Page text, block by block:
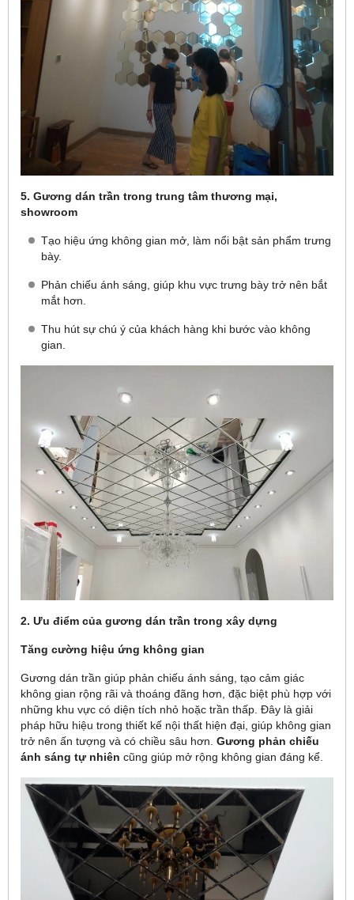
5. Gương dán trần trong trung tâm thương mại,
showroom
Tạo hiệu ứng không gian mở, làm nổi bật sản phẩm trưng
bày.
Phản chiếu ánh sáng, giúp khu vực trưng bày trở nên bắt
mắt hơn.
Thu hút sự chú ý của khách hàng khi bước vào không
gian.
2. Ưu điểm của gương dán trần trong xây dựng
Tăng cường hiệu ứng không gian
Gương dán trần giúp phản chiếu ánh sáng, tạo cảm giác
không gian rộng rãi và thoáng đãng hơn, đặc biệt phù hợp với
những khu vực có diện tích nhỏ hoặc trần thấp. Đây là giải
pháp hữu hiệu trong thiết kế nội thất hiện đại, giúp không gian
trở nên ấn tượng và có chiều sâu hơn. Gương phản chiếu
ánh sáng tự nhiên cũng giúp mở rộng không gian đáng kể.